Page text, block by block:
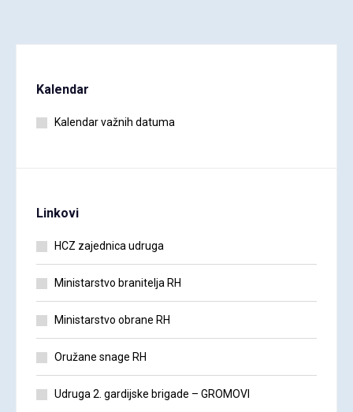
Kalendar
Kalendar važnih datuma
Linkovi
HCZ zajednica udruga
Ministarstvo branitelja RH
Ministarstvo obrane RH
Oružane snage RH
Udruga 2. gardijske brigade – GROMOVI